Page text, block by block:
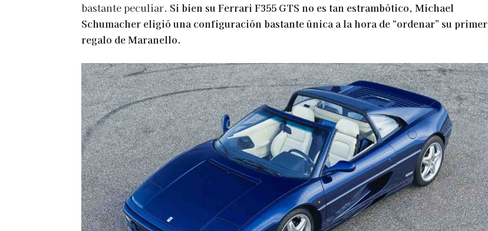
bastante peculiar. Si bien su Ferrari F355 GTS no es tan estrambótico, Michael
Schumacher eligió una configuración bastante única a la hora de “ordenar” su primer
regalo de Maranello.